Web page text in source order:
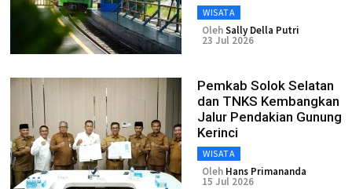
WISATA
OlehSally Della Putri
23 Jul 2026
Pemkab Solok Selatan
dan TNKS Kembangkan
Jalur Pendakian Gunung
Kerinci
WISATA
Oleh Hans Primananda
15 Jul 2026